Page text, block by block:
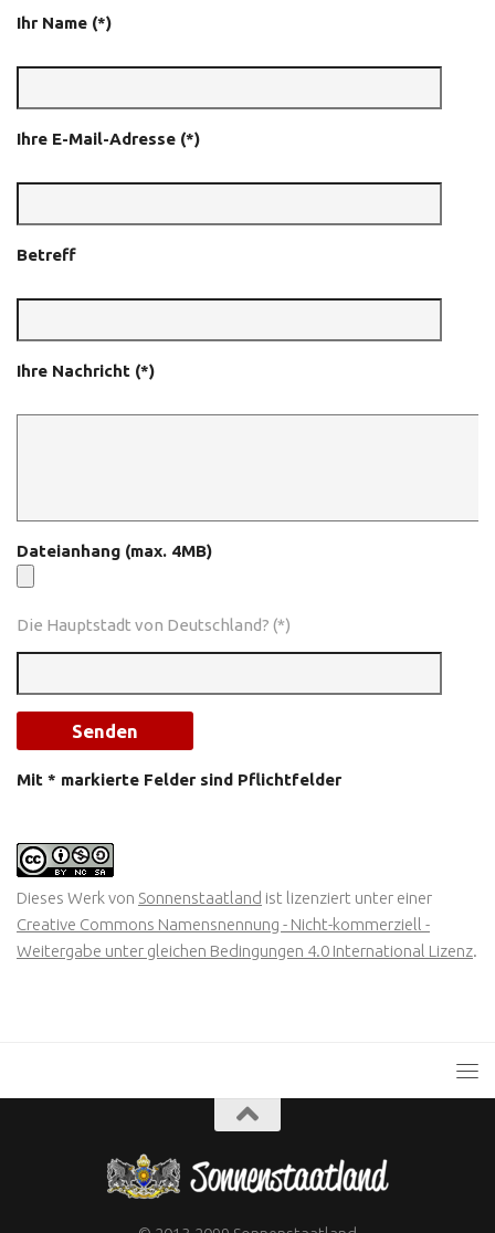
Ihr Name (*)
Ihre E-Mail-Adresse (*)
Betreff
Ihre Nachricht (*)
Dateianhang (max. 4MB)
Die Hauptstadt von Deutschland? (*)
Mit * markierte Felder sind Pflichtfelder
Dieses Werk von Sonnenstaatland ist lizenziert unter einer
Creative Commons Namensnennung - Nicht-kommerziell -
Weitergabe unter gleichen Bedingungen 4.0 International Lizenz.